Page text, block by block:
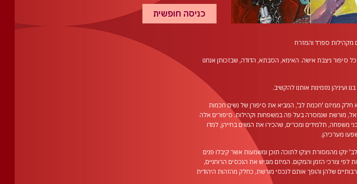
כניסה חופשית
מקהילות ספרד והמזרח
סיפור ניצבת אישה. האימא, הסבתא, הדודה, שבזכותן אנחנו
ועיניהן מזמינות אותנו להקשיב.
חלק ממיזם 'חכמת לב', המביא את סיפורן של נשים חכמות
מורשת שנמסרה בעל פה במשפחות וקהילות. סיפורים אלה
משפחה, תלמידים ומכרים, שהכירו את הנשים בחייהן, למדו
מערכיהן.
ינקו מהמסורת ויצקו לתוכה תוכן ומשמעות אשר קיבלו פנים
לפי צורכי הזמן והמקום. המיזם מנגיש את הנכסים הרוחניים,
שלהן והופך אותם לנכסי מורשת, כחלק מהזהות היהודית